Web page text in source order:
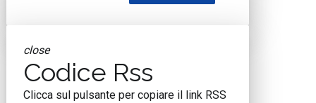
close
Codice Rss
Clicca sul pulsante per copiare il link RSS